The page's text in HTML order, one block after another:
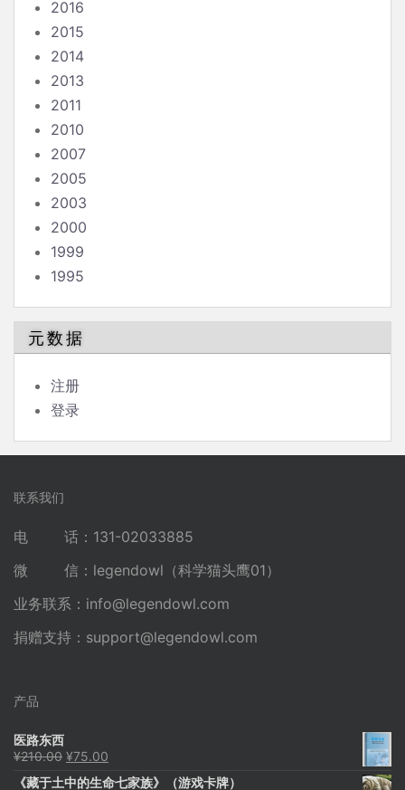
2016
2015
2014
2013
2011
2010
2007
2005
2003
2000
1999
1995
元数据
注册
登录
联系我们
电 话：131-02033885
微 信：legendowl（科学猫头鹰01）
业务联系： info@legendowl.com
捐赠支持： support@legendowl.com
产品
医路东西
¥210.00 原
¥75.00
《藏于土中的生命七家族》（游戏卡牌）